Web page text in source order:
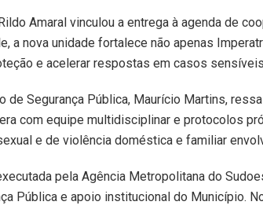
Amaral vinculou a entrega à agenda de
a nova unidade fortalece não apenas
e acelerar respostas em casos
de Segurança Pública, Maurício Martins,
com equipe multidisciplinar e protocolos
e de violência doméstica e familiar
pela Agência Metropolitana do
Pública e apoio institucional do Município.